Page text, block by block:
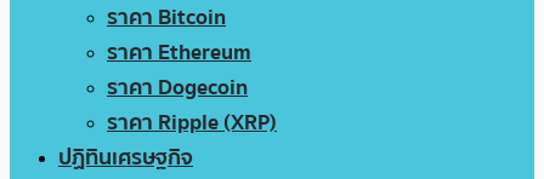
ราคา Bitcoin
ราคา Ethereum
ราคา Dogecoin
ราคา Ripple (XRP)
ปฏิทินเศรษฐกิจ